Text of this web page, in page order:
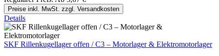
Preise inkl. MwSt. zzgl. Versandkosten
Details
SKF Rillenkugellager offen / C3 – Motorlager & Elektromotorlager